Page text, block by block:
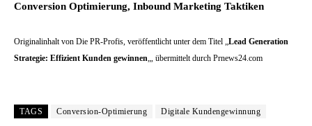
Conversion Optimierung, Inbound Marketing Taktiken
Originalinhalt von Die PR-Profis, veröffentlicht unter dem Titel „Lead Generation
Strategie: Effizient Kunden gewinnen„, übermittelt durch Prnews24.com
TAGS Conversion-Optimierung Digitale Kundengewinnung